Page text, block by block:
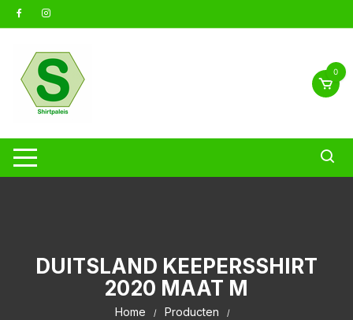
naar
0
DUITSLAND KEEPERSSHIRT
2020 MAAT M
Home
Producten